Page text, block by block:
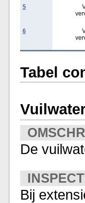
5
6
Tabel
De
Bij